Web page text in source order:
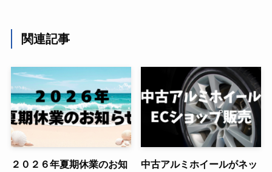
関連記事
２０２６年夏期休業のお知
中古アルミホイールがネッ